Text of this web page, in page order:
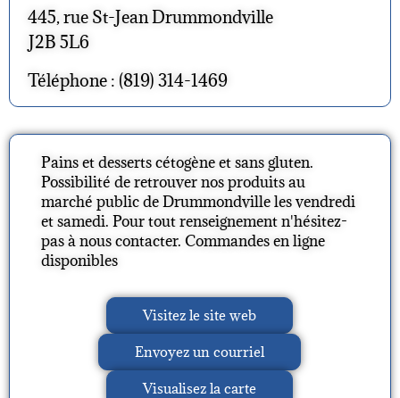
445, rue St-Jean Drummondville
J2B 5L6
Téléphone : (819) 314-1469
Pains et desserts cétogène et sans gluten.
Possibilité de retrouver nos produits au
marché public de Drummondville les vendredi
et samedi. Pour tout renseignement n'hésitez-
pas à nous contacter. Commandes en ligne
disponibles
Visitez le site web
Envoyez un courriel
Visualisez la carte